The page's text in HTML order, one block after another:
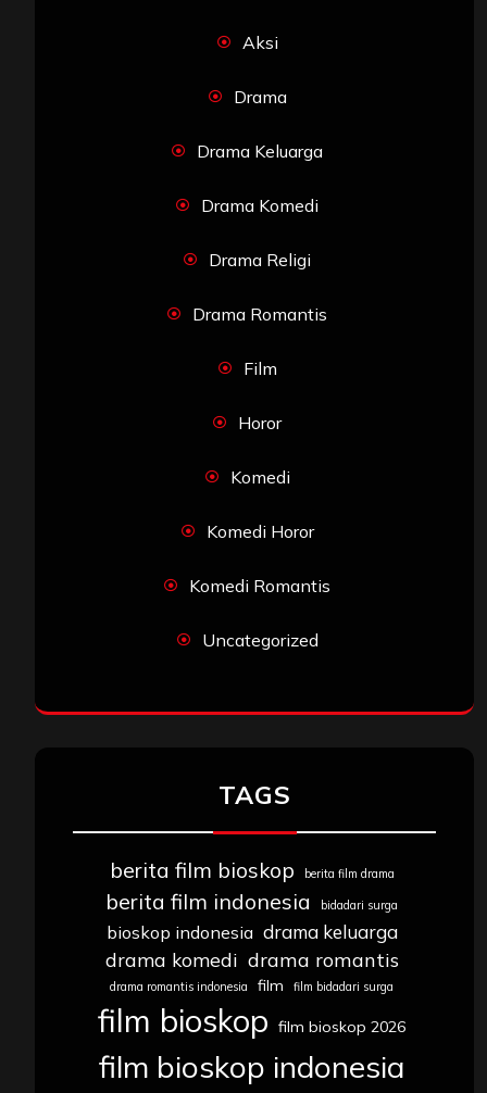
Aksi
Drama
Drama Keluarga
Drama Komedi
Drama Religi
Drama Romantis
Film
Horor
Komedi
Komedi Horor
Komedi Romantis
Uncategorized
TAGS
berita film bioskop berita film drama
berita film indonesia bidadari surga
bioskop indonesia drama keluarga
drama komedi drama romantis
drama romantis indonesia film film bidadari surga
film bioskop film bioskop 2026
film bioskop indonesia